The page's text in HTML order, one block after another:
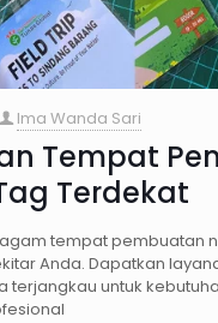
Ima Wanda Sari
Tempat
Terdekat
tempat pembuatan
Anda. Dapatkan
terjangkau untuk